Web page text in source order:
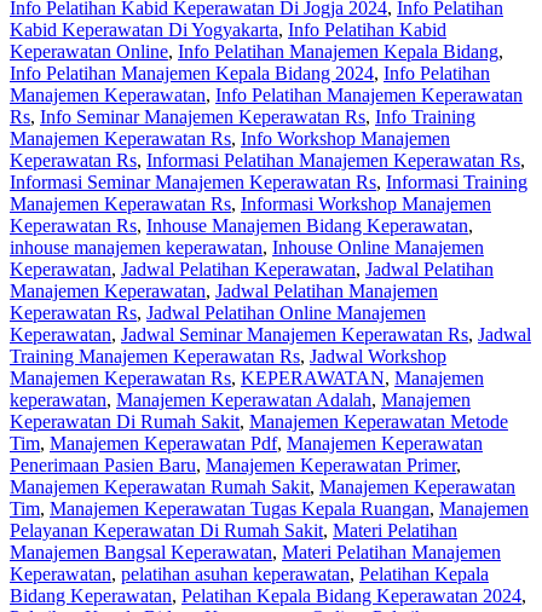
Info Pelatihan Kabid Keperawatan Di Jogja 2024, Info Pelatihan
Kabid Keperawatan Di Yogyakarta, Info Pelatihan Kabid
Keperawatan Online, Info Pelatihan Manajemen Kepala Bidang,
Info Pelatihan Manajemen Kepala Bidang 2024, Info Pelatihan
Manajemen Keperawatan, Info Pelatihan Manajemen Keperawatan
Rs, Info Seminar Manajemen Keperawatan Rs, Info Training
Manajemen Keperawatan Rs, Info Workshop Manajemen
Keperawatan Rs, Informasi Pelatihan Manajemen Keperawatan Rs,
Informasi Seminar Manajemen Keperawatan Rs, Informasi Training
Manajemen Keperawatan Rs, Informasi Workshop Manajemen
Keperawatan Rs, Inhouse Manajemen Bidang Keperawatan,
inhouse manajemen keperawatan, Inhouse Online Manajemen
Keperawatan, Jadwal Pelatihan Keperawatan, Jadwal Pelatihan
Manajemen Keperawatan, Jadwal Pelatihan Manajemen
Keperawatan Rs, Jadwal Pelatihan Online Manajemen
Keperawatan, Jadwal Seminar Manajemen Keperawatan Rs, Jadwal
Training Manajemen Keperawatan Rs, Jadwal Workshop
Manajemen Keperawatan Rs, KEPERAWATAN, Manajemen
keperawatan, Manajemen Keperawatan Adalah, Manajemen
Keperawatan Di Rumah Sakit, Manajemen Keperawatan Metode
Tim, Manajemen Keperawatan Pdf, Manajemen Keperawatan
Penerimaan Pasien Baru, Manajemen Keperawatan Primer,
Manajemen Keperawatan Rumah Sakit, Manajemen Keperawatan
Tim, Manajemen Keperawatan Tugas Kepala Ruangan, Manajemen
Pelayanan Keperawatan Di Rumah Sakit, Materi Pelatihan
Manajemen Bangsal Keperawatan, Materi Pelatihan Manajemen
Keperawatan, pelatihan asuhan keperawatan, Pelatihan Kepala
Bidang Keperawatan, Pelatihan Kepala Bidang Keperawatan 2024,